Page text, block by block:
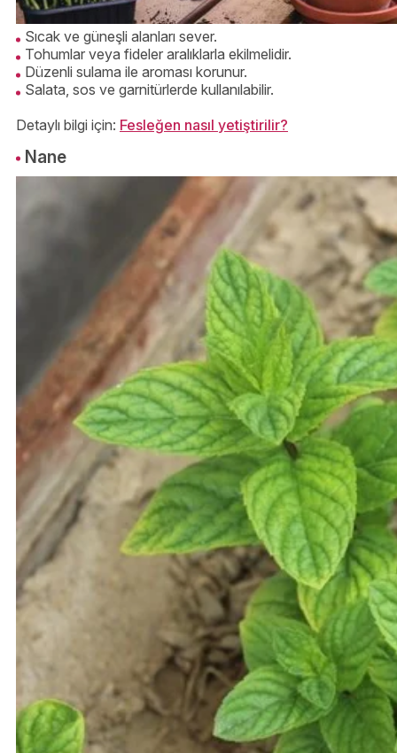
Sıcak ve güneşli alanları sever.
Tohumlar veya fideler aralıklarla ekilmelidir.
Düzenli sulama ile aroması korunur.
Salata, sos ve garnitürlerde kullanılabilir.
Detaylı bilgi için: Fesleğen nasıl yetiştirilir?
Nane